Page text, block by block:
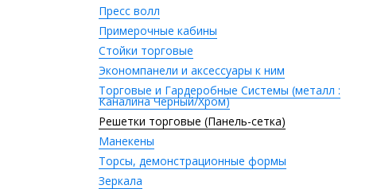
Пресс волл
Примерочные кабины
Стойки торговые
Экономпанели и аксессуары к ним
Торговые и Гардеробные Системы (металл :
Каналина Черный/Хром)
Решетки торговые (Панель-сетка)
Манекены
Торсы, демонстрационные формы
Зеркала